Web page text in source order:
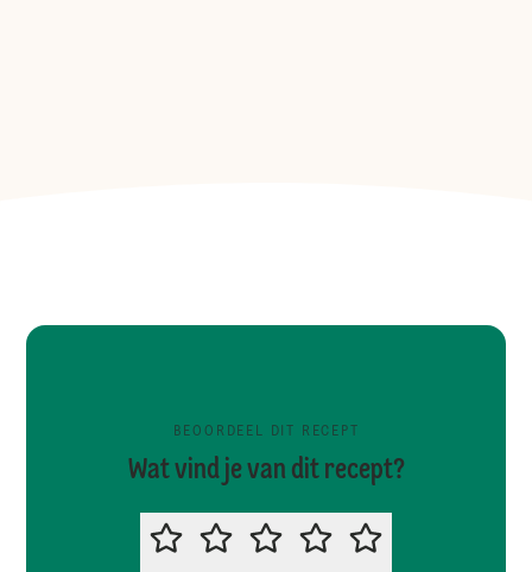
BEOORDEEL DIT RECEPT
Wat vind je van dit recept?
BEOORDEEL DIT RECEPT